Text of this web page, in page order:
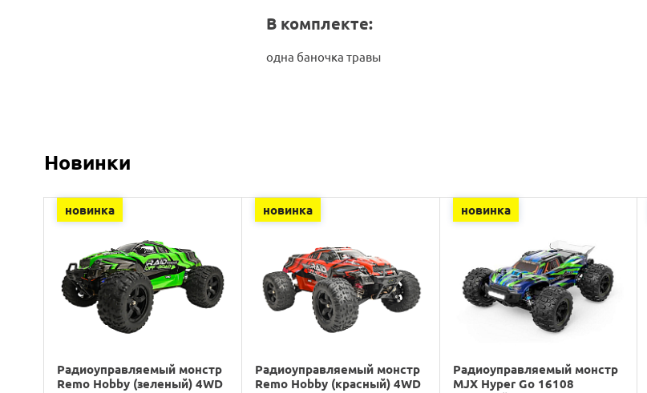
В комплекте:
одна баночка травы
Новинки
новинка
Радиоуправляемый монстр
Remo Hobby (зеленый) 4WD
новинка
Радиоуправляемый монстр
Remo Hobby (красный) 4WD
новинка
Радиоуправляемый монстр
MJX Hyper Go 16108